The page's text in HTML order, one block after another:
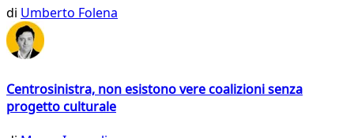
di Umberto Folena
Centrosinistra, non esistono vere coalizioni senza
progetto culturale